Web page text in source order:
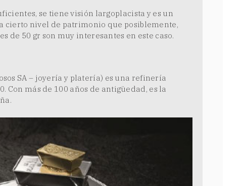
se tiene visión largoplacista y es un
cierto nivel de patrimonio que posiblemente,
de 50 gr son muy interesantes en este caso.
SA – joyería y platería) es una refinería
Con más de 100 años de antigüedad, es la